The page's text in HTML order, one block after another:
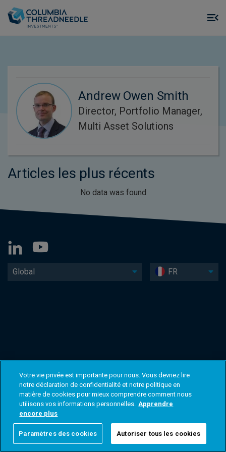
Andrew Owen Smith
Director, Portfolio Manager,
Multi Asset Solutions
Articles les plus récents
No data was found
Global FR
Votre vie privée est importante pour nous. Vous devriez lire
notre déclaration de confidentialité et notre politique en
matière de cookies pour mieux comprendre comment nous
utilisons vos informations personnelles. Apprendre
encore plus
Paramètres des cookies Autoriser tous les cookies